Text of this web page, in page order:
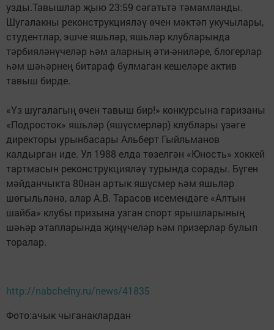
узды.Тавышлар җыю 23:59 сәгатьтә тәмамланды.
Шугалакны реконструкцияләү өчен мәктәп укучылары,
студентлар, эшче яшьләр, яшьләр клубларында
тәрбияләнүчеләр һәм аларның әти-әниләре, блогерлар
һәм шәһәрнең битараф булмаган кешеләре актив
тавыш бирде.
«Үз шугалагың өчен тавыш бир!» конкурсына гаризаны
«Подросток» яшьләр (яшүсмерләр) клублары үзәге
директоры урынбасары Альберт Гыйльманов
калдырган иде. Ул 1988 елда төзелгән «Юность» хоккей
тартмасын реконструкцияләү турында сорады. Бүген
мәйданчыкта 80нән артык яшүсмер һәм яшьләр
шөгыльләнә, алар А.В. Тарасов исемендәге «Алтын
шайба» клубы призына узган спорт ярышларының
шәһәр этапларында җиңүчеләр һәм призерлар булып
торалар.
http://nabchelny.ru/news/41835
Фото:ачык чыганаклардан